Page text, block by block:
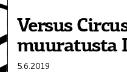
Versus
muuratusta
5.6.2019